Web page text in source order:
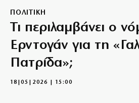
ΠΟΛΙΤΙΚΗ
Τι περιλαμβάνει ο
Ερντογάν για τη
Πατρίδα»;
18|05|2026 | 15:00